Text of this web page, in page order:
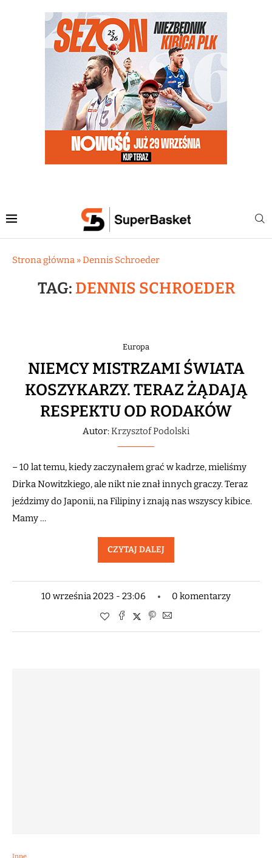
Strona główna »Dennis Schroeder
TAG: DENNIS SCHROEDER
Europa
NIEMCY MISTRZAMI ŚWIATA
KOSZYKARZY. TERAZ ŻĄDAJĄ
RESPEKTU OD RODAKÓW
Autor:Krzysztof Podolski
– 10 lat temu, kiedy zaczynałem grać w kadrze, mieliśmy
Dirka Nowitzkiego, ale nikt nie znał innych graczy. Teraz
jeździmy do Japonii, na Filipiny i znają nas wszyscy kibice.
Mamy …
CZYTAJ DALEJ
10 września 2023 - 23:06 0 komentarzy